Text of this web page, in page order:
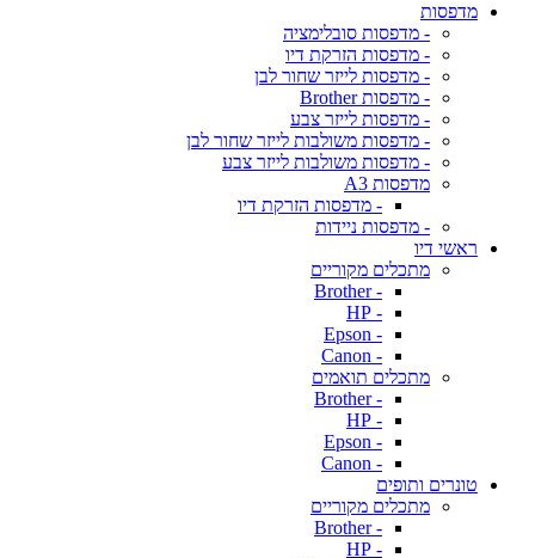
מדפסות
- מדפסות סובלימציה
- מדפסות הזרקת דיו
- מדפסות לייזר שחור לבן
- מדפסות Brother
- מדפסות לייזר צבע
- מדפסות משולבות לייזר שחור לבן
- מדפסות משולבות לייזר צבע
מדפסות A3
- מדפסות הזרקת דיו
- מדפסות ניידות
ראשי דיו
מתכלים מקוריים
- Brother
- HP
- Epson
- Canon
מתכלים תואמים
- Brother
- HP
- Epson
- Canon
טונרים ותופים
מתכלים מקוריים
- Brother
- HP